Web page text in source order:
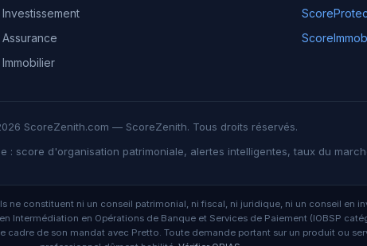
Investissement
Assurance
Immobilier
ScoreZenith.com — ScoreZenith. Tous droits réservés.
: score d'organisation patrimoniale, alertes intelligentes, taux du
constituent ni un conseil patrimonial, ni fiscal, ni juridique, ni un conseil en
Intermédiation en Opérations de Banque et Services de Paiement (IOBSP
de son mandat avec Pretto. Toute demande portant sur un produit ou